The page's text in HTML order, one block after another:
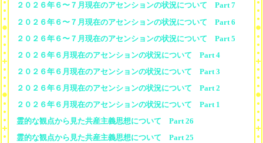
２０２６年６〜７月現在のアセンションの状況について Part 7
２０２６年６〜７月現在のアセンションの状況について Part 6
２０２６年６〜７月現在のアセンションの状況について Part 5
２０２６年６月現在のアセンションの状況について Part 4
２０２６年６月現在のアセンションの状況について Part 3
２０２６年６月現在のアセンションの状況について Part 2
２０２６年６月現在のアセンションの状況について Part 1
霊的な観点から見た共産主義思想について Part 26
霊的な観点から見た共産主義思想について Part 25